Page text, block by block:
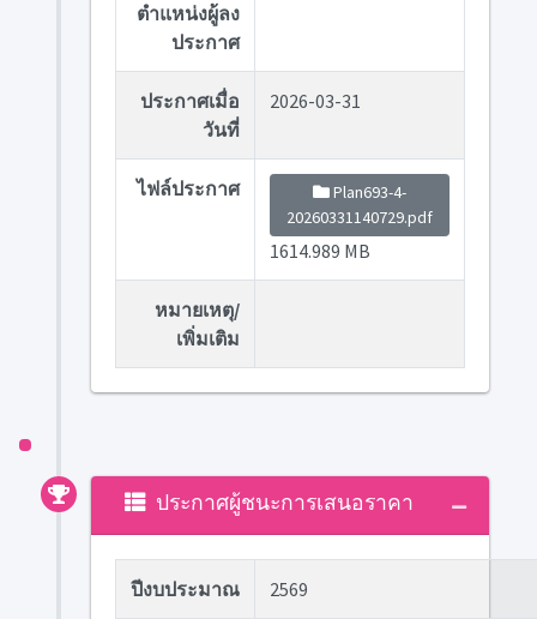
ตำแหน่งผู้ลง
ประกาศ
ประกาศเมื่อ
วันที่
2026-03-31
ไฟล์ประกาศ
Plan693-4-
20260331140729.pdf
1614.989 MB
หมายเหตุ/
เพิ่มเติม
ประกาศผู้ชนะการเสนอราคา
ปีงบประมาณ 2569